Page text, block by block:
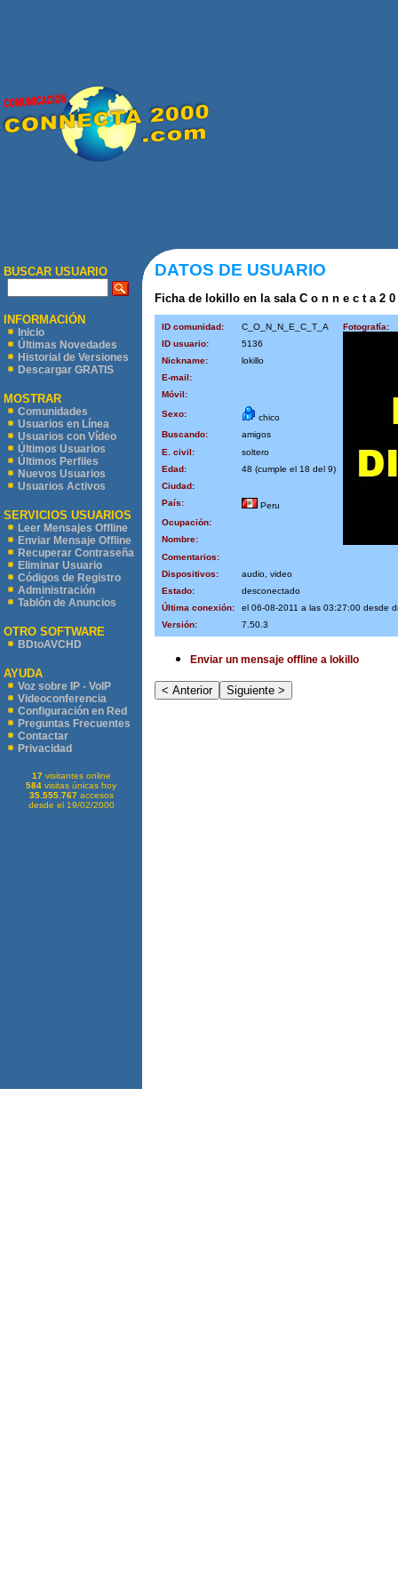
BUSCAR USUARIO
INFORMACIÓN
Inicio
Últimas Novedades
Historial de Versiones
Descargar GRATIS
MOSTRAR
Comunidades
Usuarios en Línea
Usuarios con Vídeo
Últimos Usuarios
Últimos Perfiles
Nuevos Usuarios
Usuarios Activos
SERVICIOS USUARIOS
Leer Mensajes Offline
Enviar Mensaje Offline
Recuperar Contraseña
Eliminar Usuario
Códigos de Registro
Administración
Tablón de Anuncios
OTRO SOFTWARE
BDtoAVCHD
AYUDA
Voz sobre IP - VoIP
Videoconferencia
Configuración en Red
Preguntas Frecuentes
Contactar
Privacidad
17visitantes online
584 visitas únicas hoy
35.555.767accesos
desde el 19/02/2000
DATOS DE USUARIO
Ficha de lokillo en la sala C o n n e c t a 2 0
ID comunidad: C_O_N_N_E_C_T_A
Fotografía:
ID usuario:
5136
Nickname:
lokillo
E-mail:
Móvil:
Sexo:
chico
Buscando:
amigos
E. civil:
soltero
Edad:
48 (cumple el 18 del 9)
Ciudad:
País:
Peru
Ocupación:
Nombre:
Comentarios:
Dispositivos:
audio, video
Estado:
desconectado
Última conexión:
el 06-08-2011 a las 03:27:00 desde
Versión:
7.50.3
Enviar un mensaje offline a lokillo